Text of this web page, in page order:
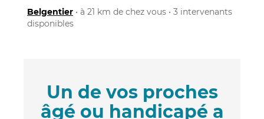
Belgentier • à 21 km de chez vous • 3 intervenants
disponibles
Un de vos proches
âgé ou handicapé a